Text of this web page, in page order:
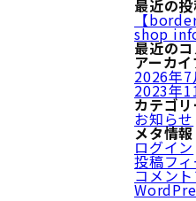
最近の
【
shop
最近の
アーカ
2026年7
2023年
カテゴ
お知らせ
メタ情報
ログイン
投稿フィ
コメン